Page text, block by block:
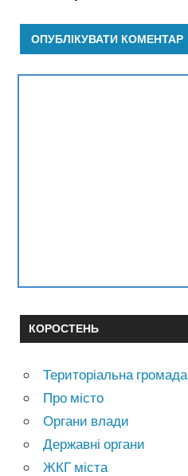
КОРОСТЕНЬ
Територіальна громада
Про місто
Органи влади
Державні органи
ЖКГ міста